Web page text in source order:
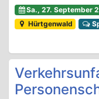
Sa., 27. September
Hürtgenwald